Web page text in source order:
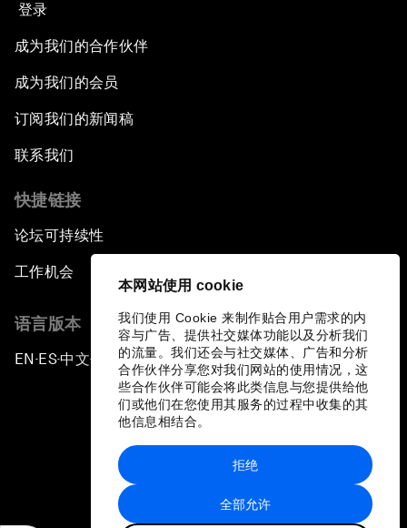
本网站使用 cookie
我们使用 Cookie 来制作贴合用户需求的内
容与广告、提供社交媒体功能以及分析我们
的流量。我们还会与社交媒体、广告和分析
合作伙伴分享您对我们网站的使用情况，这
些合作伙伴可能会将此类信息与您提供给他
们或他们在您使用其服务的过程中收集的其
他信息相结合。
全部允许
拒绝
登录
成为我们的合作伙伴
成为我们的会员
订阅我们的新闻稿
联系我们
快捷链接
论坛可持续性
工作机会
语言版本
EN ▪ES▪中文▪ 日本語
站点地图